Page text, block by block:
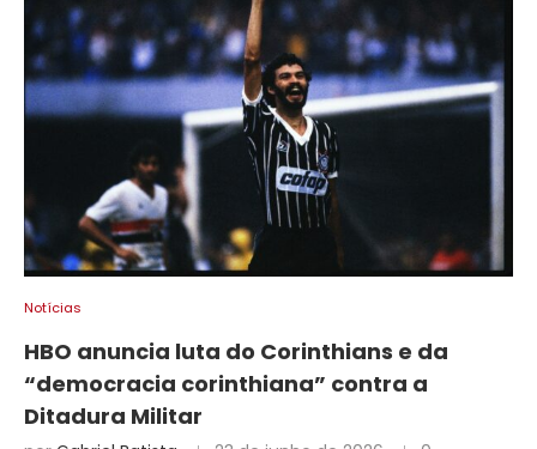
Notícias
HBO anuncia luta do Corinthians e da
“democracia corinthiana” contra a
Ditadura Militar